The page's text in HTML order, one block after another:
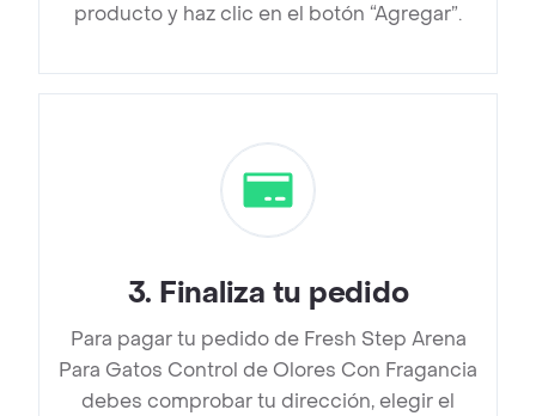
producto y haz clic en el botón “Agregar”.
3. Finaliza tu pedido
Para pagar tu pedido de Fresh Step Arena
Para Gatos Control de Olores Con Fragancia
debes comprobar tu dirección, elegir el